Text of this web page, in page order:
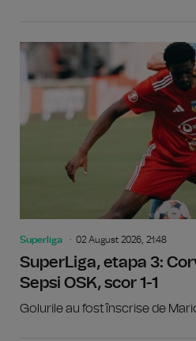
Superliga 02 August 2026, 21:48
SuperLiga, etapa 3:
Sepsi OSK, scor 1-1
Golurile au fost înscrise de